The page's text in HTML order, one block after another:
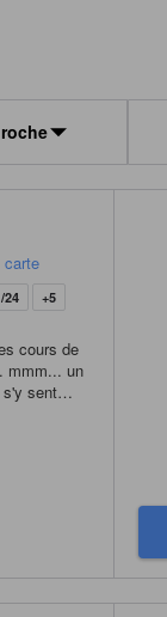
carte
24 +5
cours de
mmm... un
s'y sent